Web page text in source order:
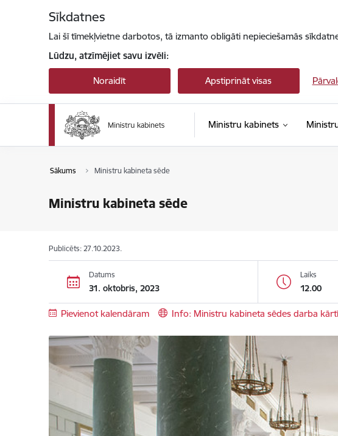
Sīkdatnes
Lai šī tīmekļvietne darbotos, tā izmanto obligāti nepieciešamās
Lūdzu, atzīmējiet savu izvēli:
Noraidīt Apstiprināt visas
Ministru kabinets
Sākums Ministru kabineta sēde
Ministru kabineta sēde
Publicēts: 27.10.2023.
Datums
31. oktobris, 2023
Laiks
12.00
Pievienot kalendāram Info: Ministru kabineta sēdes darba